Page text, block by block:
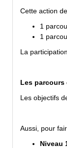
Cette action
1
1
La
Les parcours
Les objectifs
Aussi, pour
Niveau